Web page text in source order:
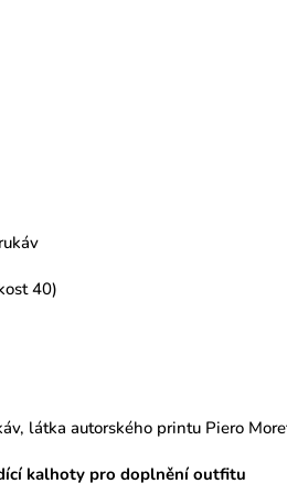
40)
látka autorského printu Piero
kalhoty pro doplnění outfitu